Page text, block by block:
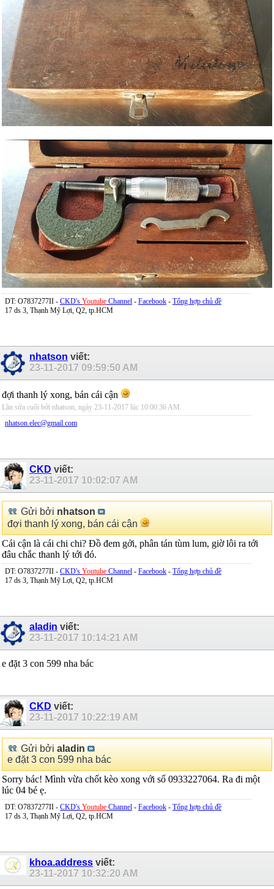
DT: O7837277II - CKD's Youtube Channel - Facebook - Tổng hợp chủ đề
17 ds 3, Thạnh Mỹ Lợi, Q2, tp.HCM
nhatson viết:
23-11-2017 09:59:50 AM
đợi thanh lý xong, bán cái cận
Lần sửa cuối bởi nhatson, ngày 23-11-2017 lúc 10:00:36 AM
nhatson.elec@gmail.com
CKD viết:
23-11-2017 10:02:07 AM
Gửi bởi nhatson
đợi thanh lý xong, bán cái cận
Cái cận là cái chi chi? Đồ đem gởi, phân tán tùm lum, giờ lôi ra tới
đâu chắc thanh lý tới đó.
DT: O7837277II - CKD's Youtube Channel - Facebook - Tổng hợp chủ đề
17 ds 3, Thạnh Mỹ Lợi, Q2, tp.HCM
aladin viết:
23-11-2017 10:14:21 AM
e đặt 3 con 599 nha bác
CKD viết:
23-11-2017 10:22:19 AM
Gửi bởi aladin
e đặt 3 con 599 nha bác
Sorry bác! Mình vừa chốt kèo xong với số 0933227064. Ra đi một
lúc 04 bé ẹ.
DT: O7837277II - CKD's Youtube Channel - Facebook - Tổng hợp chủ đề
17 ds 3, Thạnh Mỹ Lợi, Q2, tp.HCM
khoa.address viết:
23-11-2017 10:32:20 AM